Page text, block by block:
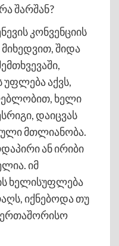
შარშან?
კონვენციის
შიდა
აქვს,
ხელი
დაიცვას
მთლიანობა.
ან ირიბი
იმ
ხელისუფლება
იქნებოდა თუ